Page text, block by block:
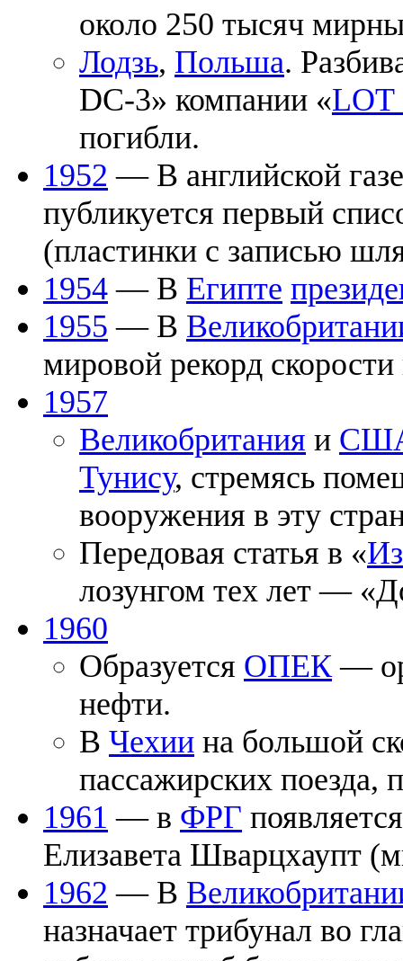
около 250 тысяч
Лодзь, Польша.
DC-3» компании «LOT
погибли.
1952 — В английской
публикуется первый
(пластинки с записью
1954 — В Египте
1955 — В
мировой рекорд
1957
Великобритания и
Тунису, стремясь
вооружения в эту
Передовая статья в «
лозунгом тех лет —
1960
Образуется ОПЕК—
нефти.
В Чехии на большой
пассажирских поезда,
1961 — в ФРГ
Елизавета Шварцхаупт
1962 — В
назначает трибунал во